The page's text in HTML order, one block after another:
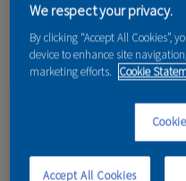
Vlastnosti:
Určení: Pro vnitřní i
We respect your privacy.
By clicking “Accept All Cookies”,
device to enhance site
marketing efforts. Cookie
Accept All Cookies